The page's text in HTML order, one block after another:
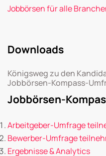
Jobbörsen für alle
Downloads
Königsweg zu den
Jobbörsen-Kompass-
Jobbörsen-
Arbeitgeber-Umfrage
Bewerber-Umfrage
Ergebnisse & Analytics